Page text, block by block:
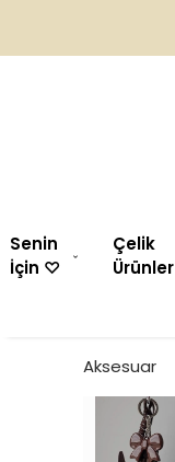
Senin
İçin ♡︎
Çelik
Ürünler
Aksesuar